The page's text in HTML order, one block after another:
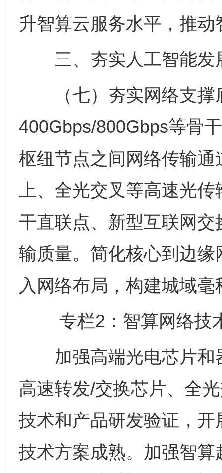
升智算云服务水平，推
三、夯实人工智能发
（七）夯实网络支撑
400Gbps/800Gbps等骨
枢纽节点之间网络传输
上、全光交叉等高速光
干直联点、新型互联网
输质量。简化核心到边
入网络布局，构建城域
专栏2：智算网络技
加强高端光电芯片和
高速转发/交换芯片、全
技术和产品研发验证，
技术方案成熟。加强智